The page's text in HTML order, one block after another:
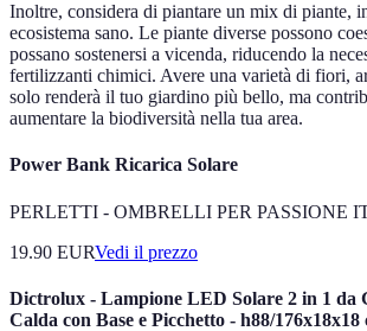
Inoltre, considera di piantare un mix di piante,
ecosistema sano. Le piante diverse possono
possano sostenersi a vicenda, riducendo la
fertilizzanti chimici. Avere una varietà di fiori,
solo renderà il tuo giardino più bello, ma
aumentare la biodiversità nella tua area.
Power Bank Ricarica Solare
PERLETTI - OMBRELLI PER PASSIONE
19.90 EURVedi il prezzo
Dictrolux - Lampione LED Solare 2 in 1 da
Calda con Base e Picchetto - h88/176x18x18